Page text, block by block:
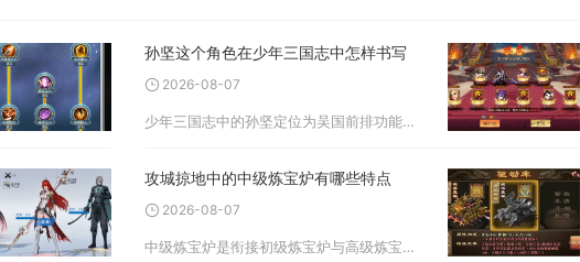
孙坚这个角色在少年三国志中怎样书写
2026-08-07
少年三国志中的孙坚定位为吴国前排功能型武将，核心价值在于列伤输出、清除敌方增益，同时为全队提供攻防加成，适配吴国主流合击体系，合理搭配装备与阵容能够贯穿前期过渡直至中后期成型队伍。孙坚普攻可以对一列目标造成伤害
攻城掠地中的中级炼宝炉有哪些特点
2026-08-07
中级炼宝炉是衔接初级炼宝炉与高级炼宝炉的核心锻造设施，核心特点集中在解锁品质锻造权限、缩短炼制耗时、优化材料消耗配比、积累锻造熟练度四大维度，同时也是批量打造红色御宝的唯一基础锻造载体，是中期玩家提升武将综合战